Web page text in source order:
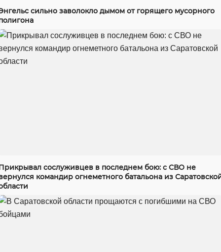
сильно заволокло дымом от горящего мусорного
сослуживцев в последнем бою: с СВО не
командир огнеметного батальона из